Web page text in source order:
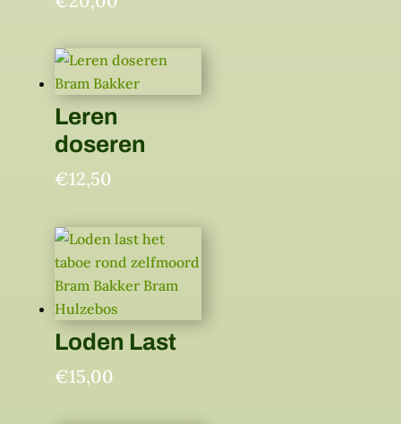
Leren
doseren
€12,50
Loden Last
€15,00